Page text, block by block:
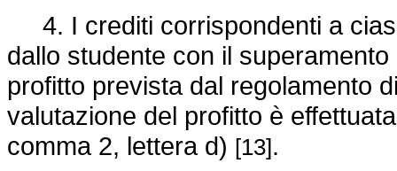
4. I crediti corrispondenti a
dallo studente con il
profitto prevista dal regolamento
valutazione del profitto è
comma 2, lettera d) [13].